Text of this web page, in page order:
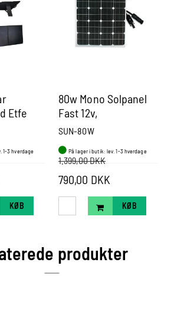
Etfe
1-3 hverdage
KØB
80w Mono Solpanel
Fast 12v,
780*670*30mm, Med
Stik.
SUN-80W
På lager i butik: lev. 1-3 hverdage
1.399,00 DKK
790,00 DKK
KØB
produkter